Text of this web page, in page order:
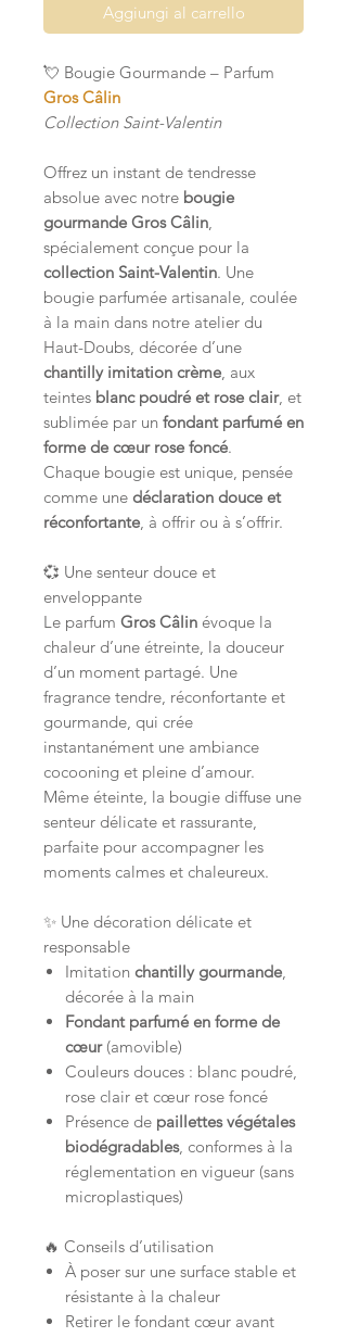
Aggiungi al carrello
💘 Bougie Gourmande – Parfum
Gros Câlin
Collection Saint-Valentin
Offrez un instant de tendresse
absolue avec notre bougie
gourmande Gros Câlin,
spécialement conçue pour la
collection Saint-Valentin. Une
bougie parfumée artisanale, coulée
à la main dans notre atelier du
Haut-Doubs, décorée d’une
chantilly imitation crème, aux
teintes blanc poudré et rose clair, et
sublimée par un fondant parfumé en
forme de cœur rose foncé.
Chaque bougie est unique, pensée
comme une déclaration douce et
réconfortante, à offrir ou à s’offrir.
💞 Une senteur douce et
enveloppante
Le parfum Gros Câlin évoque la
chaleur d’une étreinte, la douceur
d’un moment partagé. Une
fragrance tendre, réconfortante et
gourmande, qui crée
instantanément une ambiance
cocooning et pleine d’amour.
Même éteinte, la bougie diffuse une
senteur délicate et rassurante,
parfaite pour accompagner les
moments calmes et chaleureux.
✨ Une décoration délicate et
responsable
Imitation chantilly gourmande,
décorée à la main
Fondant parfumé en forme de
cœur(amovible)
Couleurs douces : blanc poudré,
rose clair et cœur rose foncé
Présence de paillettes végétales
biodégradables, conformes à la
réglementation en vigueur (sans
microplastiques)
🔥 Conseils d’utilisation
À poser sur une surface stable et
résistante à la chaleur
Retirer le fondant cœur avant